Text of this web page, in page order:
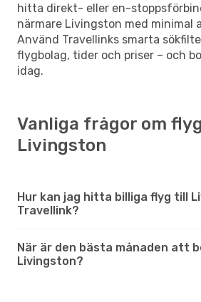
hitta direkt- eller en-
närmare Livingston med minimal
Använd Travellinks smarta
flygbolag, tider och priser – och
idag.
Vanliga frågor om
Livingston
Hur kan jag hitta billiga flyg till
Travellink?
När är den bästa månaden att
Livingston?